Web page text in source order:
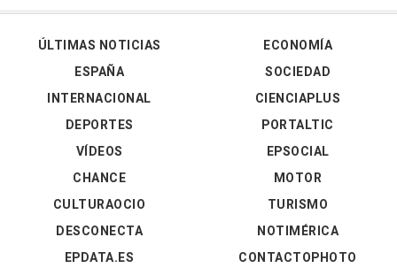
ÚLTIMAS NOTICIAS
ESPAÑA
INTERNACIONAL
DEPORTES
VÍDEOS
ECONOMÍA
SOCIEDAD
CIENCIAPLUS
PORTALTIC
EPSOCIAL
CHANCE
CULTURAOCIO
DESCONECTA
EPDATA.ES
MOTOR
TURISMO
NOTIMÉRICA
CONTACTOPHOTO